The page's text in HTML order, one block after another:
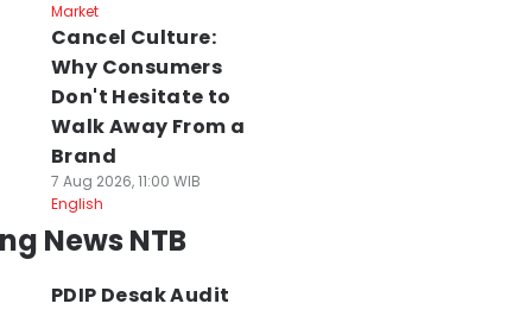
Market
Cancel Culture:
Why Consumers
Don't Hesitate to
Walk Away From a
Brand
7 Aug 2026, 11:00 WIB
English
News NTB
PDIP Desak Audit